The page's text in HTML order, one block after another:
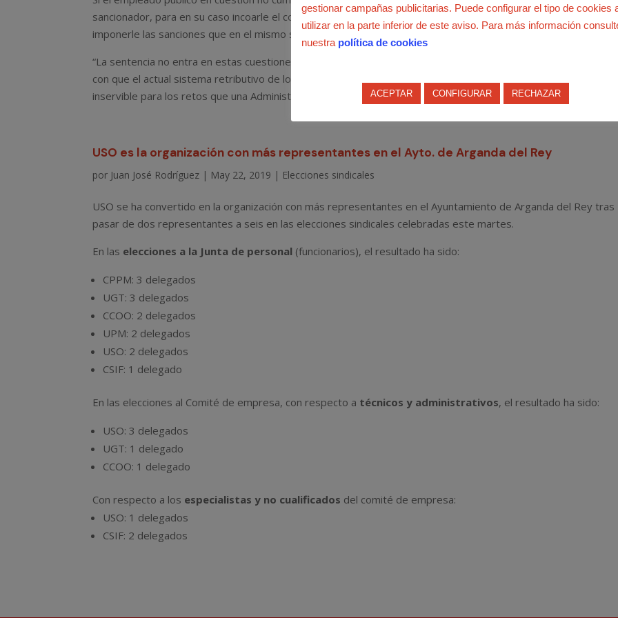
sancionador, para en su caso incoarle el correspondienteexpediente disciplinario, con las debidas garantías,
imponerle las sanciones que en el mismo se pudieran determinar, apuntan desde FAC-USO.
“La sentencia no entra en estas cuestiones que, a nuestro entender, se nos antojan fundamentales para
con que el actual sistema retributivo de los empleados públicos en España es arcaico, está obsoleto y es
inservible para los retos que una Administración moderna plantea”, concluye Deleito.
USO es la organización con más representantes en el Ayto. de Arganda del Rey
por Juan José Rodríguez | May 22, 2019 | Elecciones sindicales
USO se ha convertido en la organización con más representantes en el Ayuntamiento de Arganda del Rey tras
pasar de dos representantes a seis en las elecciones sindicales celebradas este martes.
En las elecciones a la Junta de personal (funcionarios), el resultado ha sido:
CPPM: 3 delegados
UGT: 3 delegados
CCOO: 2 delegados
UPM: 2 delegados
USO: 2 delegados
CSIF: 1 delegado
En las elecciones al Comité de empresa, con respecto a técnicos y administrativos, el resultado ha sido:
USO: 3 delegados
UGT: 1 delegado
CCOO: 1 delegado
Con respecto a los especialistas y no cualificados del comité de empresa:
USO: 1 delegados
CSIF: 2 delegados
gestionar campañas publicitarias. Puede configurar el tipo de cookies
utilizar en la parte inferior de este aviso. Para más información
nuestra política de cookies
ACEPTAR CONFIGURAR RECHAZAR